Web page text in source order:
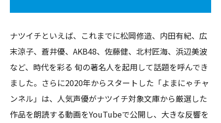
ナツイチといえば、これまでに松岡修造、内田有紀、広
末涼子、蒼井優、AKB48、佐藤健、北村匠海、浜辺美波
など、時代を彩る 旬の著名人を起用して話題を呼んでき
ました。さらに2020年からスタートした「よまにゃチャ
ンネル」は、人気声優がナツイチ対象文庫から厳選した
作品を朗読する動画をYouTubeで公開し、大きな反響を